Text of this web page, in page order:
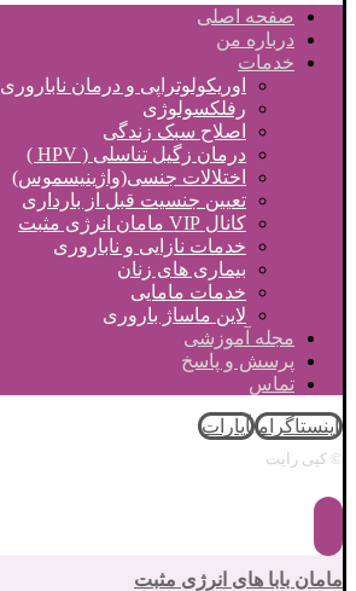
صفحه اصلی
درباره من
خدمات
اوریکولوتراپی و درمان ناباروری
رفلکسولوژی
اصلاح سبک زندگی
درمان زگیل تناسلی ( HPV )
اختلالات جنسی(واژینیسموس)
تعیین جنسیت قبل از بارداری
کانال VIP مامان انرژی مثبت
خدمات نازایی و ناباروری
بیماری های زنان
خدمات مامایی
لاین ماساژ باروری
مجله آموزشی
پرسش و پاسخ
تماس
اینستاگرام آپارات
© کپی رایت
مامان بابا های انرژی مثبت